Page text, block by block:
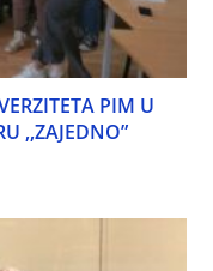
PIM U
,,ZAJEDNO”